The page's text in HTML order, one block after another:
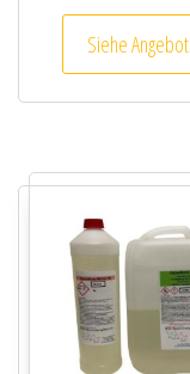
Siehe Angebot